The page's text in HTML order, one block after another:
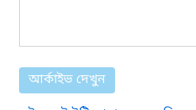
আর্কাইভ দেখুন